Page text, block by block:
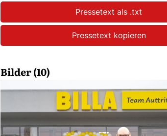
Pressetext als .txt
Pressetext kopieren
Bilder (10)